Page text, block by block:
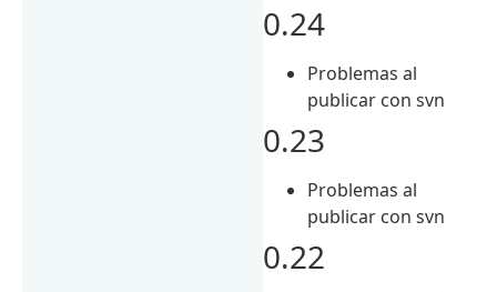
0.24
Problemas al
publicar con svn
0.23
Problemas al
publicar con svn
0.22